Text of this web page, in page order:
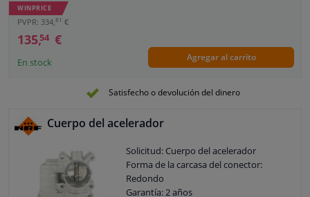
WINPRICE
PVPR: 334, 81 €
135,54 €
En stock Agregar al carrito
Satisfecho o devolución del dinero
Cuerpo del acelerador
Solicitud: Cuerpo del acelerador
Forma de la carcasa del conector:
Redondo
Garantía: 2 años